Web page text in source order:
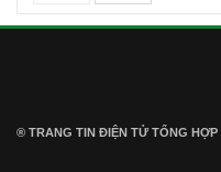
® TRANG TIN ĐIỆN TỬ ТỔNG HỢP